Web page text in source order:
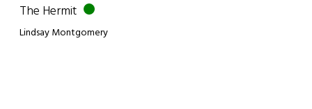
The Hermit
Lindsay Montgomery